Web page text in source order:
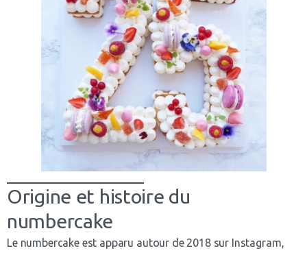
Origine et histoire du
numbercake
Le numbercake est apparu autour de 2018 sur Instagram,